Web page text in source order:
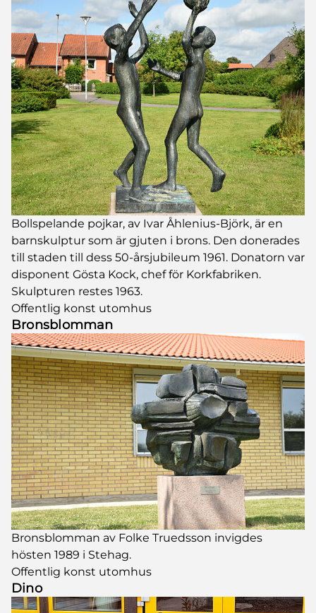
Bollspelande pojkar, av Ivar Åhlenius-Björk, är en
barnskulptur som är gjuten i brons. Den donerades
till staden till dess 50-årsjubileum 1961. Donatorn var
disponent Gösta Kock, chef för Korkfabriken.
Skulpturen restes 1963.
Offentlig konst utomhus
Bronsblomman
Bronsblomman av Folke Truedsson invigdes
hösten 1989 i Stehag.
Offentlig konst utomhus
Dino